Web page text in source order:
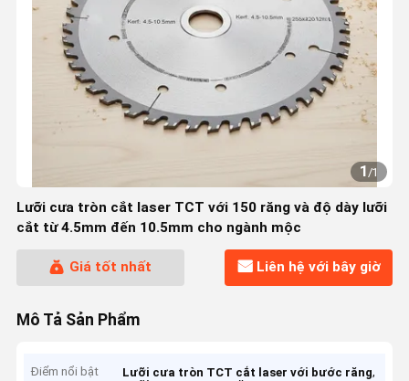
1/1
Lưỡi cưa tròn cắt laser TCT với 150 răng và độ dày lưỡi
cắt từ 4.5mm đến 10.5mm cho ngành mộc
Giá tốt nhất Liên hệ với bây giờ
Mô Tả Sản Phẩm
Điểm nổi bật Lưỡi cưa tròn TCT cắt laser với bước răng,